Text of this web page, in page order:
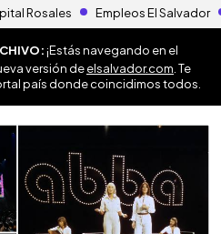
Rosales Empleos El Salvador
¡Estás navegando en el
versión deelsalvador.com . Te
país donde coincidimos todos.